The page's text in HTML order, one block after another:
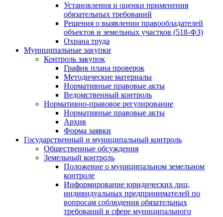
Установления и оценки применения
обязательных требований
Решения о выявлении правообладателей
объектов и земельных участков (518-ФЗ)
Охрана труда
Муниципальные закупки
Контроль закупок
График плана проверок
Методические материалы
Нормативные правовые акты
Ведомственный контроль
Нормативно-правовое регулирование
Нормативные правовые акты
Архив
Форма заявки
Государственный и муниципальный контроль
Общественные обсуждения
Земельный контроль
Положение о муниципальном земельном
контроле
Информирование юридических лиц,
индивидуальных предпринимателей по
вопросам соблюдения обязательных
требований в сфере муниципального